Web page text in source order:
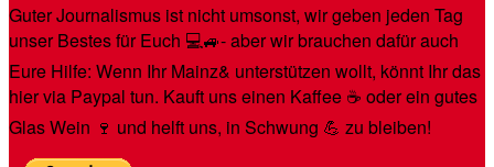
Guter Journalismus ist nicht umsonst, wir geben jeden Tag
unser Bestes für Euch 💻🚙- aber wir brauchen dafür auch
Eure Hilfe: Wenn Ihr Mainz& unterstützen wollt, könnt Ihr das
hier via Paypal tun. Kauft uns einen Kaffee ☕️ oder ein gutes
Glas Wein 🍷 und helft uns, in Schwung 💪 zu bleiben!